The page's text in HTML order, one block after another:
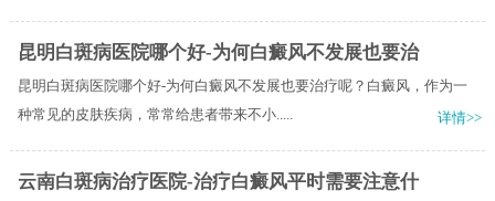
昆明白斑病医院哪个好-为何白癜风不发展也要治
昆明白斑病医院哪个好-为何白癜风不发展也要治疗呢？白癜风，作为一
种常见的皮肤疾病，常常给患者带来不小.....
详情>>
云南白斑病治疗医院-治疗白癜风平时需要注意什